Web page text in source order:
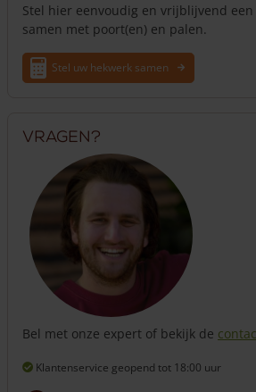
Stel hier eenvoudig en vrijblijvend
samen met poort(en) en palen.
Stel uw hekwerk samen
Vragen?
Bel met onze expert of bekijk de
Klantenservice geopend tot 18:00 uur